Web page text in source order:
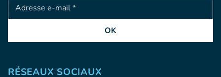
OK
RÉSEAUX SOCIAUX